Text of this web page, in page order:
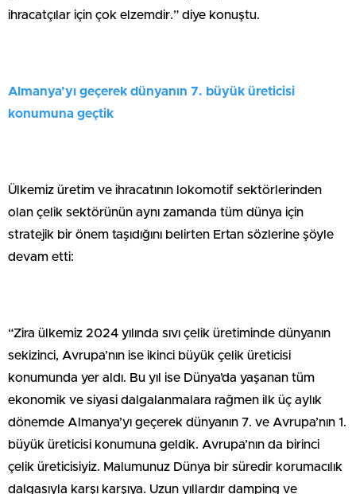
ihracatçılar için çok elzemdir.” diye konuştu.
Almanya’yı geçerek dünyanın 7. büyük üreticisi
konumuna geçtik
Ülkemiz üretim ve ihracatının lokomotif sektörlerinden
olan çelik sektörünün aynı zamanda tüm dünya için
stratejik bir önem taşıdığını belirten Ertan sözlerine şöyle
devam etti:
“Zira ülkemiz 2024 yılında sıvı çelik üretiminde dünyanın
sekizinci, Avrupa’nın ise ikinci büyük çelik üreticisi
konumunda yer aldı. Bu yıl ise Dünya’da yaşanan tüm
ekonomik ve siyasi dalgalanmalara rağmen ilk üç aylık
dönemde Almanya’yı geçerek dünyanın 7. ve Avrupa’nın 1.
büyük üreticisi konumuna geldik. Avrupa’nın da birinci
çelik üreticisiyiz. Malumunuz Dünya bir süredir korumacılık
dalgasıyla karşı karşıya. Uzun yıllardır damping ve